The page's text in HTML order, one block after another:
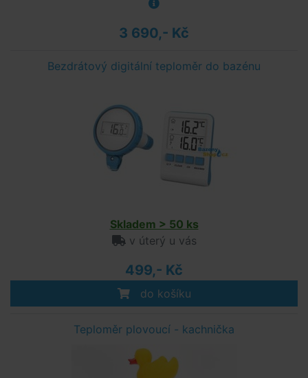
3 690,- Kč
Bezdrátový digitální teploměr do bazénu
Skladem > 50 ks
v úterý u vás
499,- Kč
do košíku
Teploměr plovoucí - kachnička